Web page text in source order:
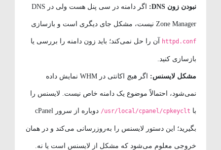
نبودن زون DNS: اگر دامنه در سی پنل هست ولی در DNS
Zone Manager نیست، مشکل جای دیگری است و بازسازی
httpd.confآن را حل نمی‌کند؛ باید زون دامنه را بررسی یا
بازسازی کنید.
مشکل لایسنس:اگرهیچ اکانتی در WHM نمایش داده
نمی‌شود، احتمالاً موضوع یک دامنه خاص نیست. لایسنس را
/usr/local/cpanel/cpkeyclt دوباره از سرور cPanel
بگیرید؛ این دستور لایسنس را به‌روزرسانی می‌کند و در همان
خروجی معلوم می‌شود که مشکل از لایسنس است یا نه.